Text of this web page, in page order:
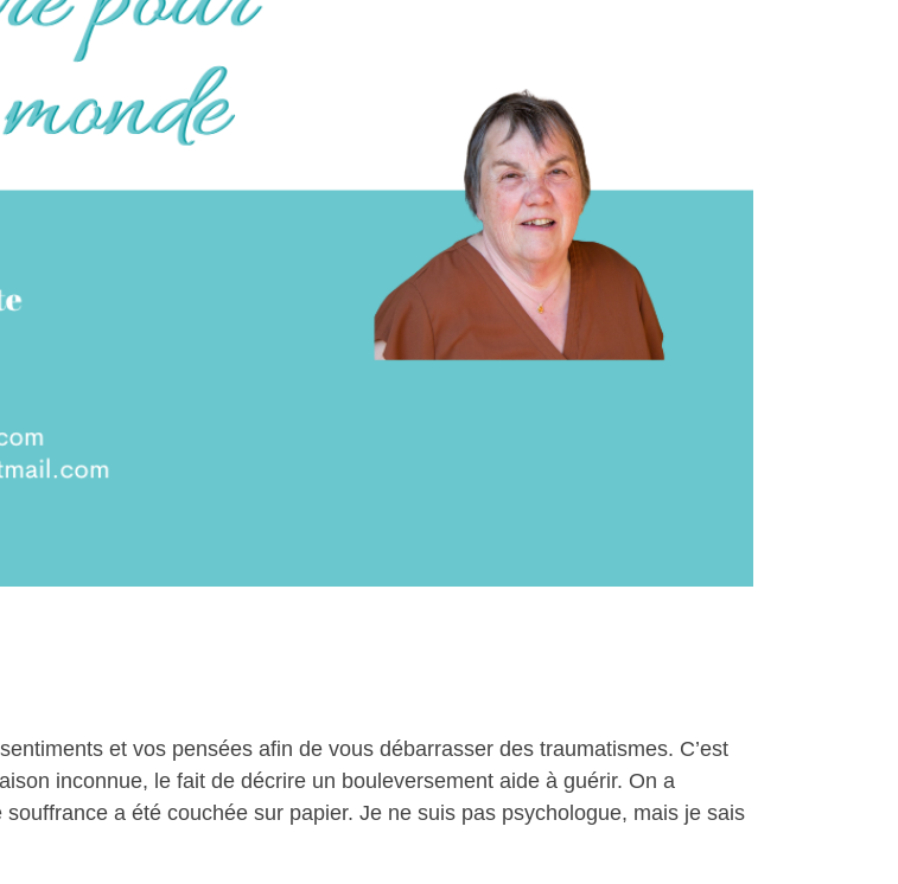
et vos pensées afin de vous débarrasser des traumatismes. C’est
inconnue, le fait de décrire un bouleversement aide à guérir. On a
a été couchée sur papier. Je ne suis pas psychologue, mais je sais